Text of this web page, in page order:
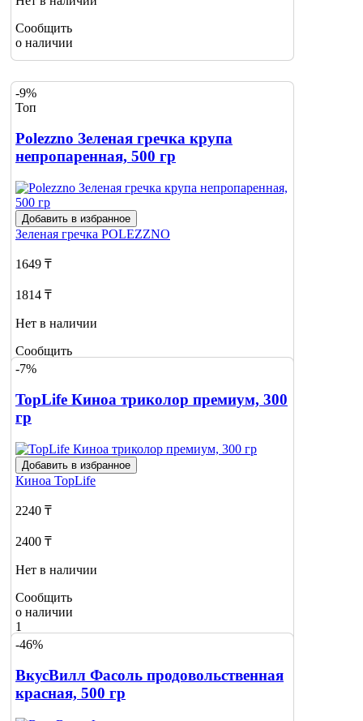
Сообщить
о наличии
-9%
Топ
Polezzno Зеленая гречка крупа
непропаренная, 500 гр
Добавить в избранное
Зеленая гречка POLEZZNO
1649 ₸
1814 ₸
Нет в наличии
Сообщить
о наличии
-7%
TopLife Киноа триколор премиум, 300
гр
Добавить в избранное
Киноа TopLife
2240 ₸
2400 ₸
Нет в наличии
Сообщить
о наличии
1
-46%
ВкусВилл Фасоль продовольственная
красная, 500 гр